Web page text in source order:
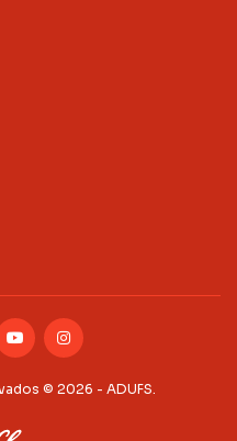
© 2026 - ADUFS.